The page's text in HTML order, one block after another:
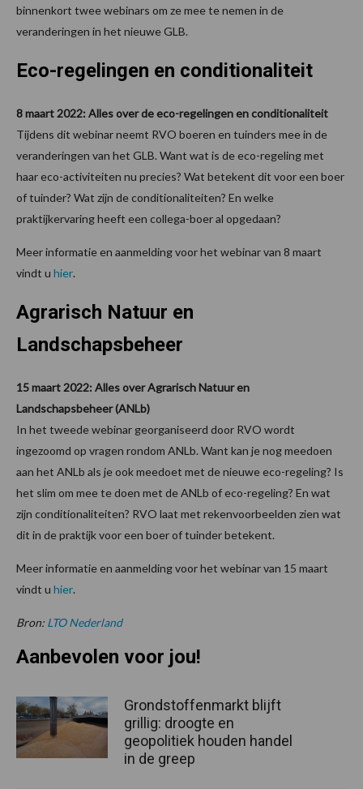
binnenkort twee webinars om ze mee te nemen in de
veranderingen in het nieuwe GLB.
Eco-regelingen en conditionaliteit
8 maart 2022: Alles over de eco-regelingen en conditionaliteit
Tijdens dit webinar neemt RVO boeren en tuinders mee in de
veranderingen van het GLB. Want wat is de eco-regeling met
haar eco-activiteiten nu precies? Wat betekent dit voor een boer
of tuinder? Wat zijn de conditionaliteiten? En welke
praktijkervaring heeft een collega-boer al opgedaan?
Meer informatie en aanmelding voor het webinar van 8 maart
vindt u hier.
Agrarisch Natuur en
Landschapsbeheer
15 maart 2022: Alles over Agrarisch Natuur en
Landschapsbeheer (ANLb)
In het tweede webinar georganiseerd door RVO wordt
ingezoomd op vragen rondom ANLb. Want kan je nog meedoen
aan het ANLb als je ook meedoet met de nieuwe eco-regeling? Is
het slim om mee te doen met de ANLb of eco-regeling? En wat
zijn conditionaliteiten? RVO laat met rekenvoorbeelden zien wat
dit in de praktijk voor een boer of tuinder betekent.
Meer informatie en aanmelding voor het webinar van 15 maart
vindt u hier.
Bron: LTO Nederland
Aanbevolen voor jou!
Grondstoffenmarkt blijft
grillig: droogte en
geopolitiek houden handel
in de greep